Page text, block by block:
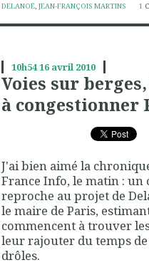
DELANOË, JEAN-FRANÇOIS MARTINS 1
10h5416 avril 2010
Voies sur
à congestionner
J'ai bien aimé la
France Info, le matin : un
reproche au projet de
le maire de Paris,
commencent à trouver
leur rajouter du temps
drôles.